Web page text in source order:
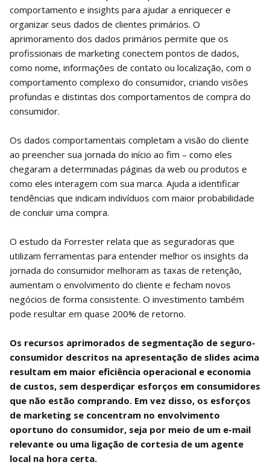
comportamento e insights para ajudar a enriquecer e
organizar seus dados de clientes primários. O
aprimoramento dos dados primários permite que os
profissionais de marketing conectem pontos de dados,
como nome, informações de contato ou localização, com o
comportamento complexo do consumidor, criando visões
profundas e distintas dos comportamentos de compra do
consumidor.
Os dados comportamentais completam a visão do cliente
ao preencher sua jornada do início ao fim – como eles
chegaram a determinadas páginas da web ou produtos e
como eles interagem com sua marca. Ajuda a identificar
tendências que indicam indivíduos com maior probabilidade
de concluir uma compra.
O estudo da Forrester relata que as seguradoras que
utilizam ferramentas para entender melhor os insights da
jornada do consumidor melhoram as taxas de retenção,
aumentam o envolvimento do cliente e fecham novos
negócios de forma consistente. O investimento também
pode resultar em quase 200% de retorno.
Os recursos aprimorados de segmentação de seguro-
consumidor descritos na apresentação de slides acima
resultam em maior eficiência operacional e economia
de custos, sem desperdiçar esforços em consumidores
que não estão comprando. Em vez disso, os esforços
de marketing se concentram no envolvimento
oportuno do consumidor, seja por meio de um e-mail
relevante ou uma ligação de cortesia de um agente
local na hora certa.